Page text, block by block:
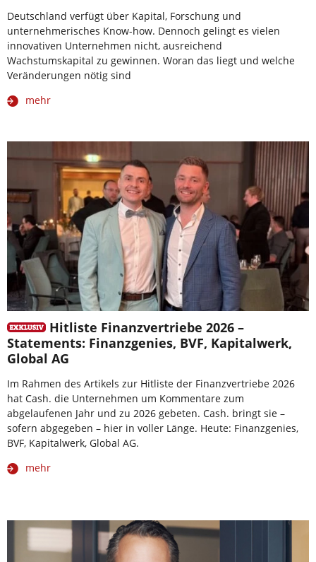
Deutschland verfügt über Kapital, Forschung und
unternehmerisches Know-how. Dennoch gelingt es vielen
innovativen Unternehmen nicht, ausreichend
Wachstumskapital zu gewinnen. Woran das liegt und welche
Veränderungen nötig sind
mehr
Hitliste Finanzvertriebe 2026 –
Statements: Finanzgenies, BVF, Kapitalwerk,
Global AG
Im Rahmen des Artikels zur Hitliste der Finanzvertriebe 2026
hat Cash. die Unternehmen um Kommentare zum
abgelaufenen Jahr und zu 2026 gebeten. Cash. bringt sie –
sofern abgegeben – hier in voller Länge. Heute: Finanzgenies,
BVF, Kapitalwerk, Global AG.
mehr